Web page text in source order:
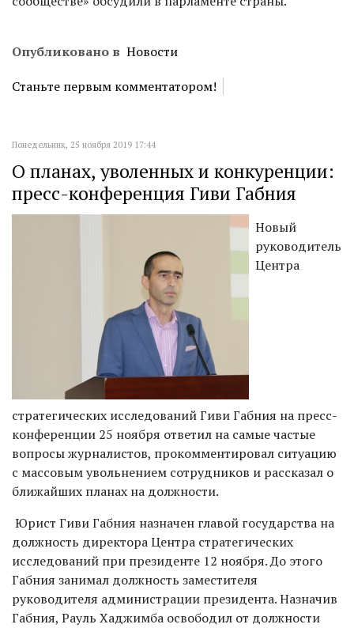
Опубликовано в Новости
Станьте первым комментатором!
Понедельник, 25 ноября 2019 17:44
О планах, уволенных и конкуренции:
пресс-конференция Гиви Габния
Новый
руководитель
Центра
стратегических исследований Гиви Габния на пресс-
конференции 25 ноября ответил на самые частые
вопросы журналистов, прокомментировал ситуацию
с массовым увольнением сотрудников и рассказал о
ближайших планах на должности.
Юрист Гиви Габния назначен главой государства на
должность директора Центра стратегических
исследований при президенте 12 ноября. До этого
Габния занимал должность заместителя
руководителя администрации президента. Назначив
Габния, Рауль Хаджимба освободил от должности